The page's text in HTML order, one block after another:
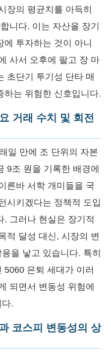
장의 평균치를 아득히
니다. 이는 자산을 장기
투자하는 것이 아니
사서 오후에 팔고 장 마
초단기 투기성 단타 매
하는 위험한 신호입니다.
거래 수치 및 회전
일 만에 조 단위의 자본
9조 원을 기록한 배경에
른바 서학 개미들을 국
시키겠다는 정책적 도입
. 그러나 현실은 장기적
적 달성 대신, 시장의 변
을 낳고 있습니다. 특히
은퇴 세대가 이러
되면서 변동성 위험에
.
코스피 변동성의 상